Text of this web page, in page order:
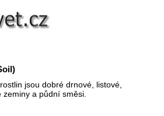
jsou dobré drnové, listové,
a půdní směsi.